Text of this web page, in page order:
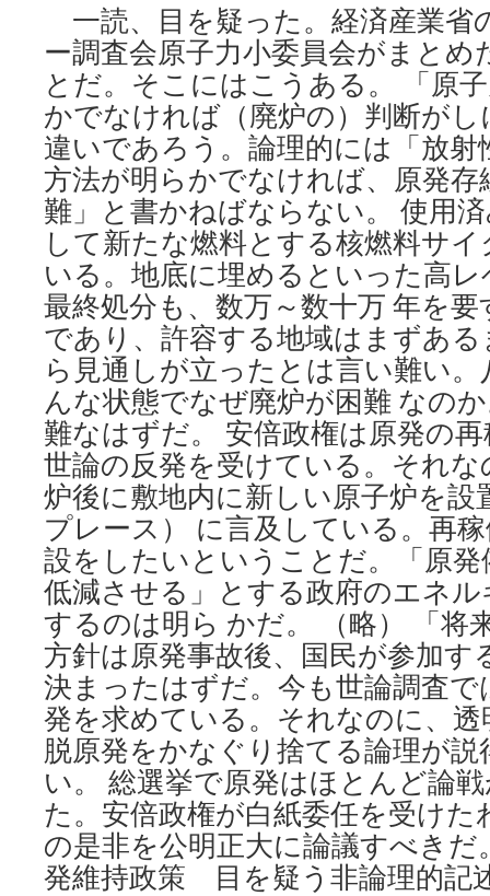
一読、目を疑った。経済産業省
ー調査会原子力小委員会がまとめ
とだ。そこにはこうある。 「原
かでなければ（廃炉の）判断が
違いであろう。論理的には「放射
方法が明らかでなければ、原発
難」と書かねばならない。 使用
して新たな燃料とする核燃料サ
いる。地底に埋めるといった高
最終処分も、数万～数十万 年を
であり、許容する地域はまずあ
ら見通しが立ったとは言い難い
んな状態でなぜ廃炉が困難 なの
難なはずだ。 安倍政権は原発の
世論の反発を受けている。それ
炉後に敷地内に新しい原子炉を設
プレース） に言及している。再
設をしたいということだ。「原
低減させる」とする政府のエネ
するのは明ら かだ。 （略） 「将
方針は原発事故後、国民が参加す
決まったはずだ。今も世論調査
発を求めている。それなのに、
脱原発をかなぐり捨てる論理が
い。 総選挙で原発はほとんど論
た。安倍政権が白紙委任を受け
の是非を公明正大に論議すべきだ
発維持政策 目を疑う非論理的記